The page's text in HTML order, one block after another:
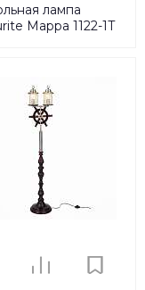
лампа
Mappa 1122-1T